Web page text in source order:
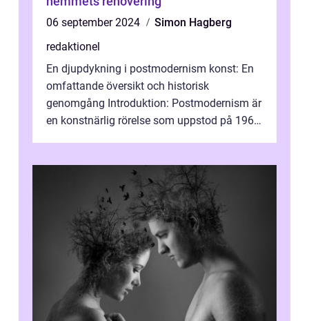
06 september 2024
Simon Hagberg
redaktionel
En djupdykning i postmodernism konst: En
omfattande översikt och historisk
genomgång Introduktion: Postmodernism är
en konstnärlig rörelse som uppstod på 1960-